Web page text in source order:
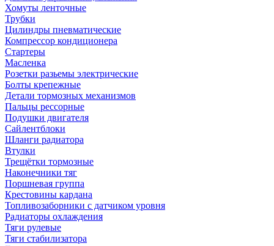
Хомуты ленточные
Трубки
Цилиндры пневматические
Компрессор кондиционера
Стартеры
Масленка
Розетки разьемы электрические
Болты крепежные
Детали тормозных механизмов
Пальцы рессорные
Подушки двигателя
Сайлентблоки
Шланги радиатора
Втулки
Трещётки тормозные
Наконечники тяг
Поршневая группа
Крестовины кардана
Топливозаборники с датчиком уровня
Радиаторы охлаждения
Тяги рулевые
Тяги стабилизатора